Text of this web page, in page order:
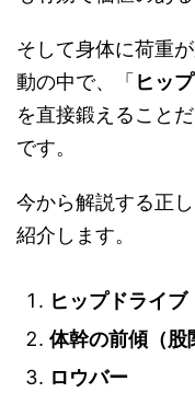
そして身体に荷重
動の中で、「ヒッ
を直接鍛えること
です。
今から解説する正
紹介します。
ヒップドライブ
体幹の前傾（股
ロウバー